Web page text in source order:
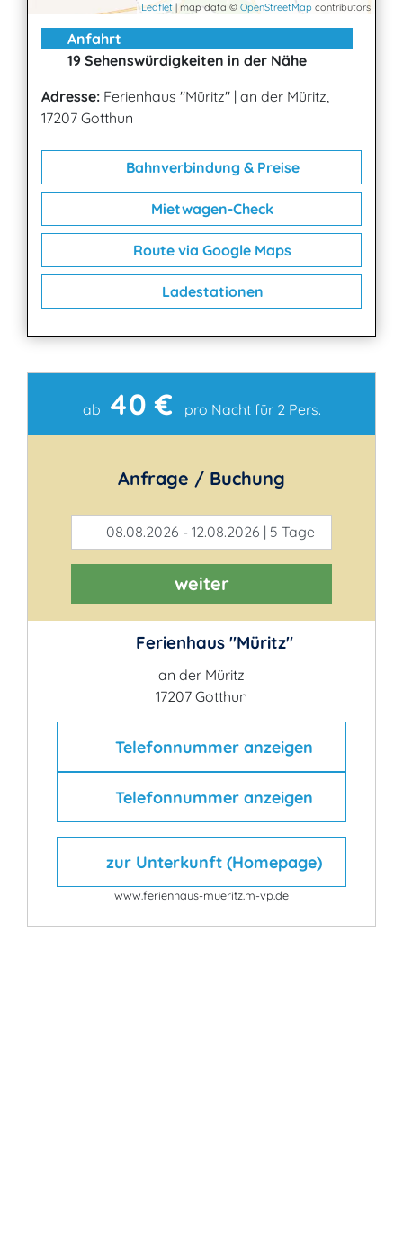
Leaflet | map data © OpenStreetMap contributors
Anfahrt
19 Sehenswürdigkeiten in der Nähe
Adresse: Ferienhaus "Müritz" | an der Müritz,
17207 Gotthun
Bahnverbindung & Preise
Mietwagen-Check
Route via Google Maps
Ladestationen
Kontakt
ab 40 € pro Nacht für 2 Pers.
Anfrage / Buchung
08.08.2026 - 12.08.2026 | 5 Tage
weiter
Ferienhaus "Müritz"
an der Müritz
17207 Gotthun
Telefonnummer anzeigen
Telefonnummer anzeigen
zur Unterkunft (Homepage)
www.ferienhaus-mueritz.m-vp.de